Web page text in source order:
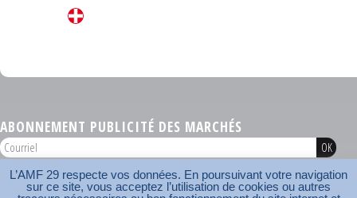
ABONNEMENT PUBLICITÉ DES MARCHÉS
AMF 29 © 2026
Plan du site Nos coordonnées Mentions légales Contact
L’AMF 29 respecte vos données. En poursuivant votre navigation
sur ce site, vous acceptez l’utilisation de cookies ou autres